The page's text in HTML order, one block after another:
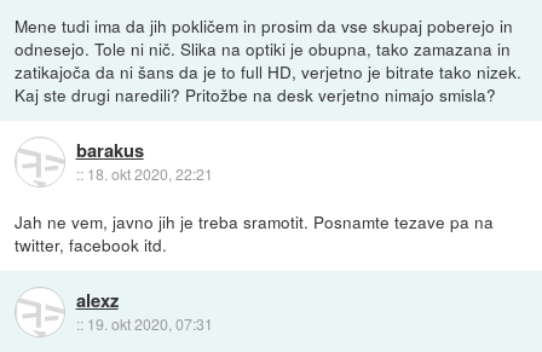
Mene tudi ima da jih pokličem in prosim da vse skupaj poberejo in
odnesejo. Tole ni nič. Slika na optiki je obupna, tako zamazana in
zatikajoča da ni šans da je to full HD, verjetno je bitrate tako nizek.
Kaj ste drugi naredili? Pritožbe na desk verjetno nimajo smisla?
barakus
:: 18. okt 2020, 22:21
Jah ne vem, javno jih je treba sramotit. Posnamte tezave pa na
twitter, facebook itd.
alexz
:: 19. okt 2020, 07:31